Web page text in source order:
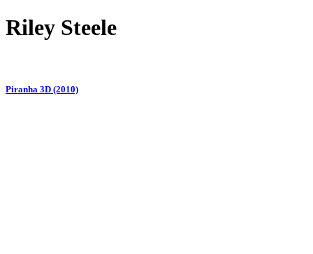
Riley Steele
Piranha 3D (2010)